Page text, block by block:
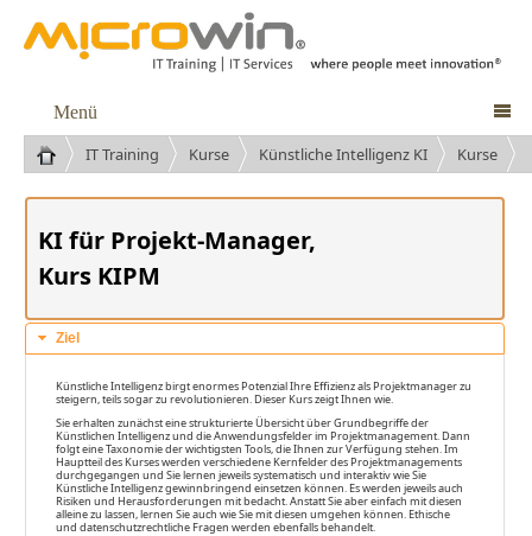
Menü 
IT Training Kurse Künstliche Intelligenz KI Kurse
KI für Projekt-Manager,
Kurs KIPM
Ziel
Künstliche Intelligenz birgt enormes Potenzial Ihre Effizienz als Projektmanager zu
steigern, teils sogar zu revolutionieren. Dieser Kurs zeigt Ihnen wie.
Sie erhalten zunächst eine strukturierte Übersicht über Grundbegriffe der
Künstlichen Intelligenz und die Anwendungsfelder im Projektmanagement. Dann
folgt eine Taxonomie der wichtigsten Tools, die Ihnen zur Verfügung stehen. Im
Hauptteil des Kurses werden verschiedene Kernfelder des Projektmanagements
durchgegangen und Sie lernen jeweils systematisch und interaktiv wie Sie
Künstliche Intelligenz gewinnbringend einsetzen können. Es werden jeweils auch
Risiken und Herausforderungen mit bedacht. Anstatt Sie aber einfach mit diesen
alleine zu lassen, lernen Sie auch wie Sie mit diesen umgehen können. Ethische
und datenschutzrechtliche Fragen werden ebenfalls behandelt.